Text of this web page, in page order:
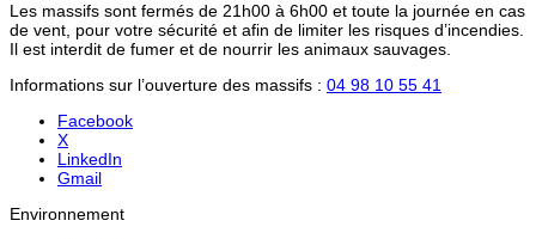
Les massifs sont fermés de 21h00 à 6h00 et toute la journée en cas
de vent, pour votre sécurité et afin de limiter les risques d’incendies.
Il est interdit de fumer et de nourrir les animaux sauvages.
Informations sur l’ouverture des massifs : 04 98 10 55 41
Facebook
X
LinkedIn
Gmail
Environnement